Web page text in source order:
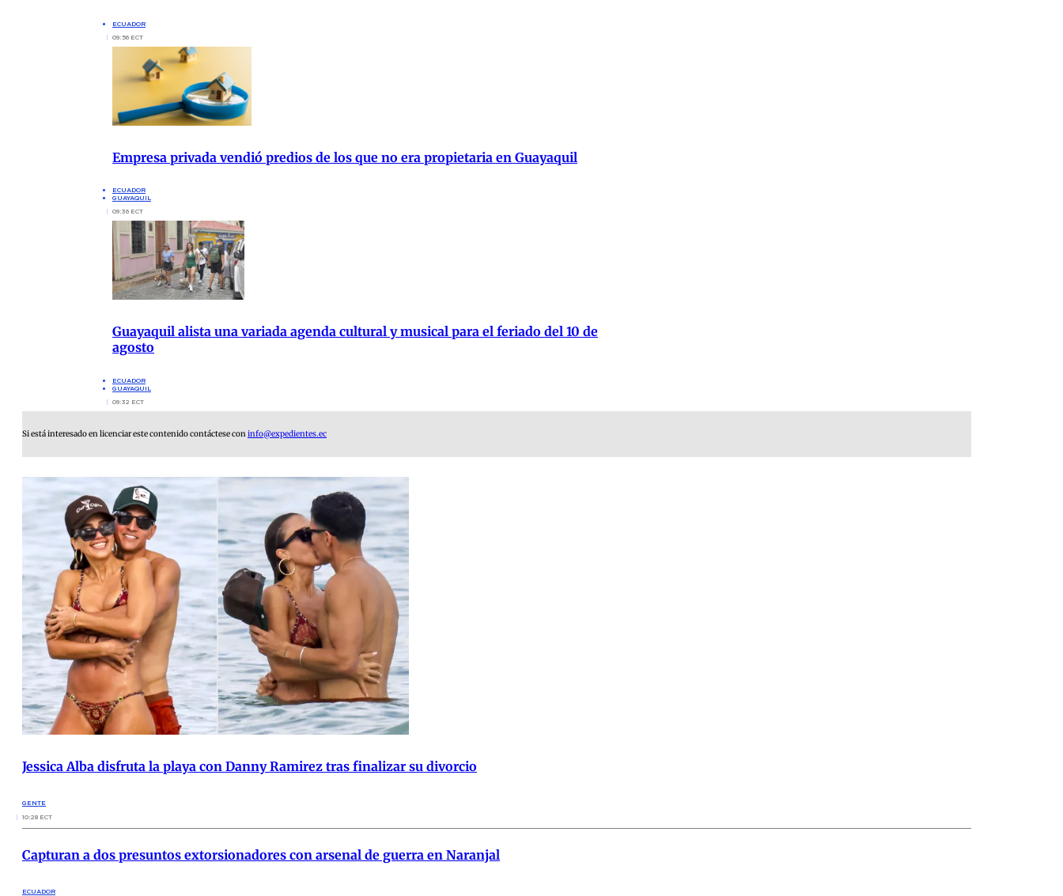
ECUADOR
09:56 ECT
Empresa privada vendió predios de los que no era propietaria en Guayaquil
ECUADOR
GUAYAQUIL
09:36 ECT
Guayaquil alista una variada agenda cultural y musical para el feriado del 10 de
agosto
ECUADOR
GUAYAQUIL
09:32 ECT
Si está interesado en licenciar este contenido contáctese coninfo@expedientes.ec
Jessica Alba disfruta la playa con Danny Ramirez tras finalizar su divorcio
GENTE
10:28 ECT
Capturan a dos presuntos extorsionadores con arsenal de guerra en Naranjal
ECUADOR